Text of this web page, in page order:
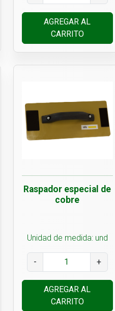
AGREGAR AL
CARRITO
Raspador especial de
cobre
Unidad de medida: und
- +
AGREGAR AL
CARRITO